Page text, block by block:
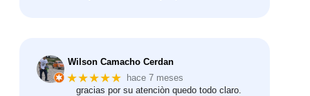
Wilson Camacho Cerdan
★★★★★
hace 7 meses
gracias por su atenciòn quedo todo claro.